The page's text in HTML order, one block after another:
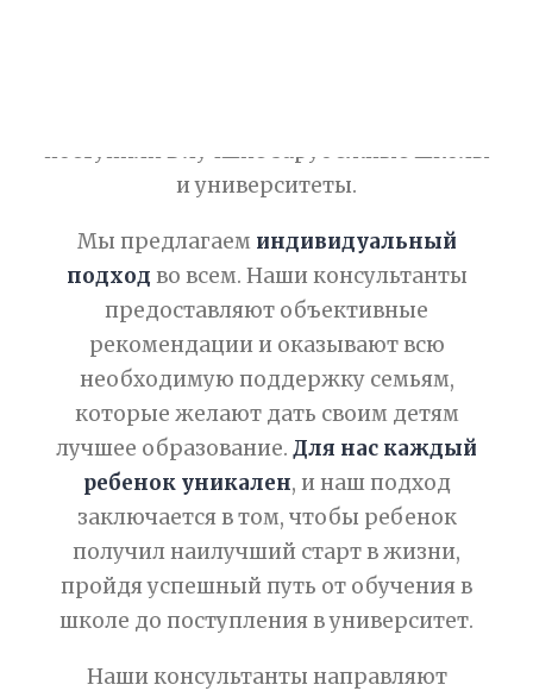
поступили в лучшие зарубежные школы
и университеты.
Мы предлагаем индивидуальный
подход во всем. Наши консультанты
предоставляют объективные
рекомендации и оказывают всю
необходимую поддержку семьям,
которые желают дать своим детям
лучшее образование. Для нас каждый
ребенок уникален, и наш подход
заключается в том, чтобы ребенок
получил наилучший старт в жизни,
пройдя успешный путь от обучения в
школе до поступления в университет.
Наши консультанты направляют